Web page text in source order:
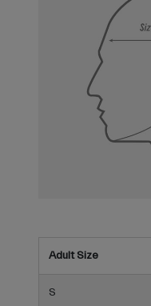
Adult Size
S